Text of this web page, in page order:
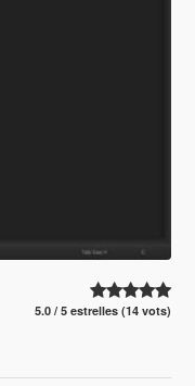
5.0 / 5 estrelles (14 vots)